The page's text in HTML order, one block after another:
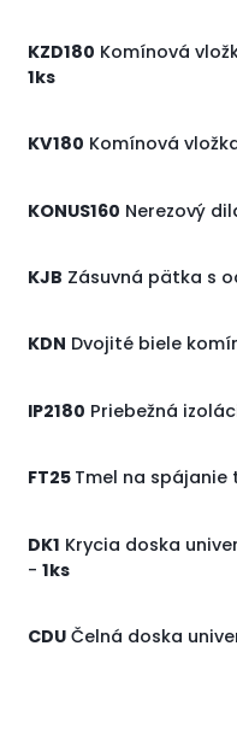
KZD180 Komínová
1ks
KV180 Komínová
KONUS160 Nerezový
KJB Zásuvná pätka s
KDN Dvojité biele
IP2180 Priebežná
FT25 Tmel na spájanie
DK1 Krycia doska
-1ks
CDU Čelná doska